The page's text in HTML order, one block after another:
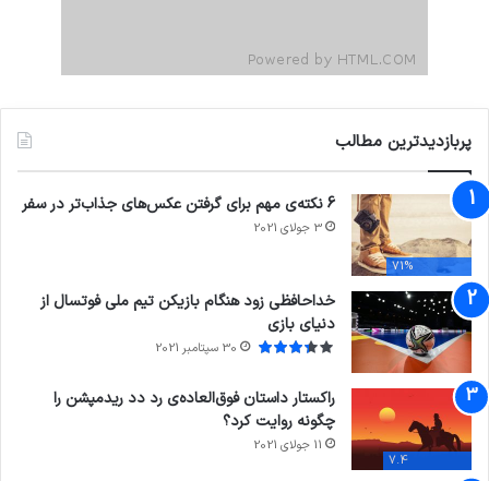
پربازدیدترین مطالب
71%
6 نکته‌ی مهم برای گرفتن عکس‌های جذاب‌تر در سفر
3 جولای 2021
خداحافظی زود هنگام بازیکن تیم ملی فوتسال از
دنیای بازی
30 سپتامبر 2021
7.4
راکستار داستان فوق‌العاده‌ی رد دد ریدمپشن را
چگونه روایت کرد؟
11 جولای 2021